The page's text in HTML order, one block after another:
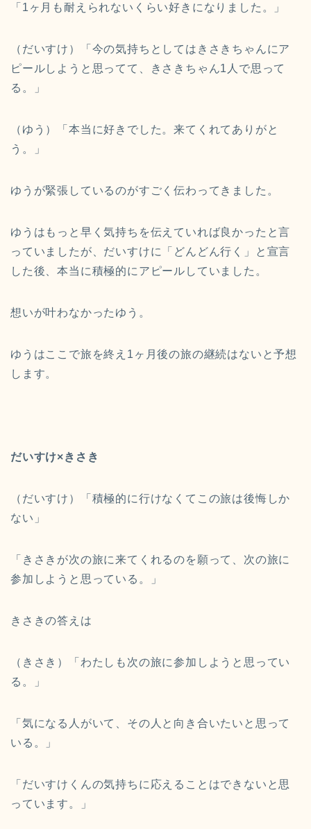
「1ヶ月も耐えられないくらい好きになりました。」
（だいすけ）「今の気持ちとしてはきさきちゃんにア
ピールしようと思ってて、きさきちゃん1人で思って
る。」
（ゆう）「本当に好きでした。来てくれてありがと
う。」
ゆうが緊張しているのがすごく伝わってきました。
ゆうはもっと早く気持ちを伝えていれば良かったと言
っていましたが、だいすけに「どんどん行く」と宣言
した後、本当に積極的にアピールしていました。
想いが叶わなかったゆう。
ゆうはここで旅を終え1ヶ月後の旅の継続はないと予想
します。
だいすけ×きさき
（だいすけ）「積極的に行けなくてこの旅は後悔しか
ない」
「きさきが次の旅に来てくれるのを願って、次の旅に
参加しようと思っている。」
きさきの答えは
（きさき）「わたしも次の旅に参加しようと思ってい
る。」
「気になる人がいて、その人と向き合いたいと思って
いる。」
「だいすけくんの気持ちに応えることはできないと思
っています。」